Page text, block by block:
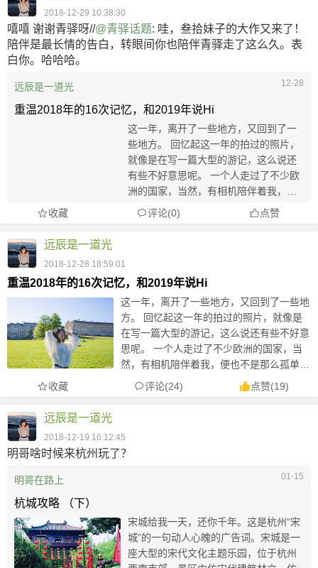
2018-12-29 10:38:30
嘻嘻 谢谢青驿呀//@青驿话题: 哇，叁拾妹子的大作又来了！
陪伴是最长情的告白，转眼间你也陪伴青驿走了这么久。表
白你。哈哈哈。
远辰是一道光
重温2018年的16次记忆，和2019年说Hi
这一年，离开了一些地方，又回到了一
些地方。 回忆起这一年的拍过的照片，
就像是在写一篇大型的游记，这么说还
有些不好意思呢。 一个人走过了不少欧
洲的国家，当然，有相机陪伴着我，便
也不是那么孤单了，能够记录下一些大
脑不能够永远记住的画面和时刻，对我
12-28
收藏 评论(0) 点赞
远辰是一道光
2018-12-28 18:59:01
重温2018年的16次记忆，和2019年说Hi
这一年，离开了一些地方，又回到了一些地
方。 回忆起这一年的拍过的照片，就像是
在写一篇大型的游记，这么说还有些不好意
思呢。 一个人走过了不少欧洲的国家，当
然，有相机陪伴着我，便也不是那么孤单
了，能够记录下一些大脑不能够永远记住的
画面和时刻，对我这般感性的人，到是个慰
收藏 评论(24) 点赞(19)
远辰是一道光
2018-12-19 16:12:45
明哥啥时候来杭州玩了？
明哥在路上
杭城攻略 （下）
宋城给我一天，还你千年。这是杭州“宋
城”的一句动人心魄的广告词。宋城是一
座大型的宋代文化主题乐园，位于杭州
01-15